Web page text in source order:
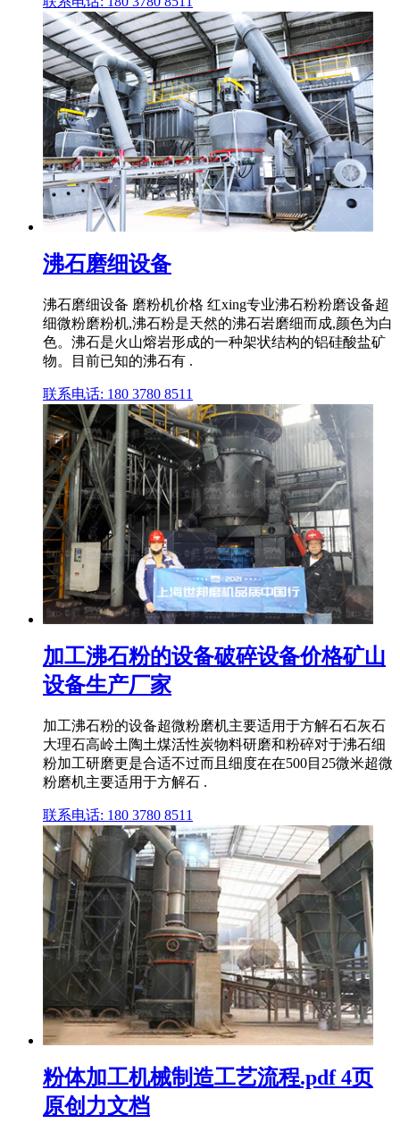
沸石磨细设备
沸石磨细设备 磨粉机价格 红xing专业沸石粉粉磨设备超
细微粉磨粉机,沸石粉是天然的沸石岩磨细而成,颜色为白
色。沸石是火山熔岩形成的一种架状结构的铝硅酸盐矿
物。目前已知的沸石有 .
联系电话: 180 3780 8511
加工沸石粉的设备破碎设备价格矿山
设备生产厂家
加工沸石粉的设备超微粉磨机主要适用于方解石石灰石
大理石高岭土陶土煤活性炭物料研磨和粉碎对于沸石细
粉加工研磨更是合适不过而且细度在在500目25微米超微
粉磨机主要适用于方解石 .
联系电话: 180 3780 8511
粉体加工机械制造工艺流程.pdf 4页
原创力文档